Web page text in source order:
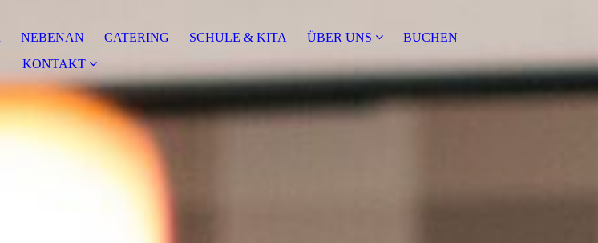
NEBENAN CATERING SCHULE & KITA ÜBER UNS
BUCHEN
KONTAKT